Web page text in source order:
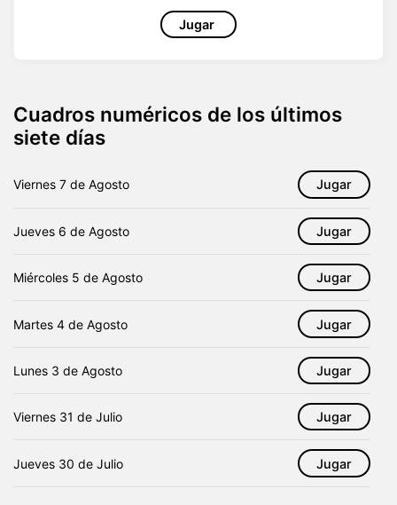
Jugar
Cuadros numéricos de los últimos
siete días
Viernes 7 de Agosto Jugar
Jueves 6 de Agosto Jugar
Miércoles 5 de Agosto Jugar
Martes 4 de Agosto Jugar
Lunes 3 de Agosto Jugar
Viernes 31 de Julio Jugar
Jueves 30 de Julio Jugar